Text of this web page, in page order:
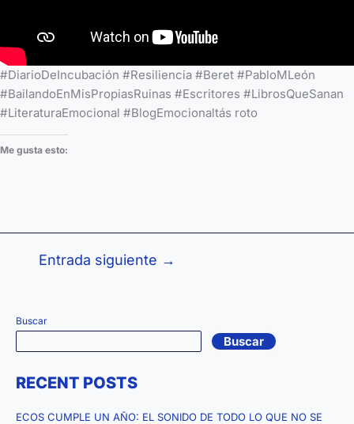
#DiarioDeIncubación #Resiliencia #Beret #PabloMLeón
#BailandoEnMisPropiasRuinas #Escritores #LibrosQueSanan
#LiteraturaEmocional #BlogEmocionaltás roto
Me gusta esto:
Entrada siguiente →
Buscar
Buscar
RECENT POSTS
ECOS CUMPLE UN AÑO: EL SONIDO DE TODO LO QUE NO SE